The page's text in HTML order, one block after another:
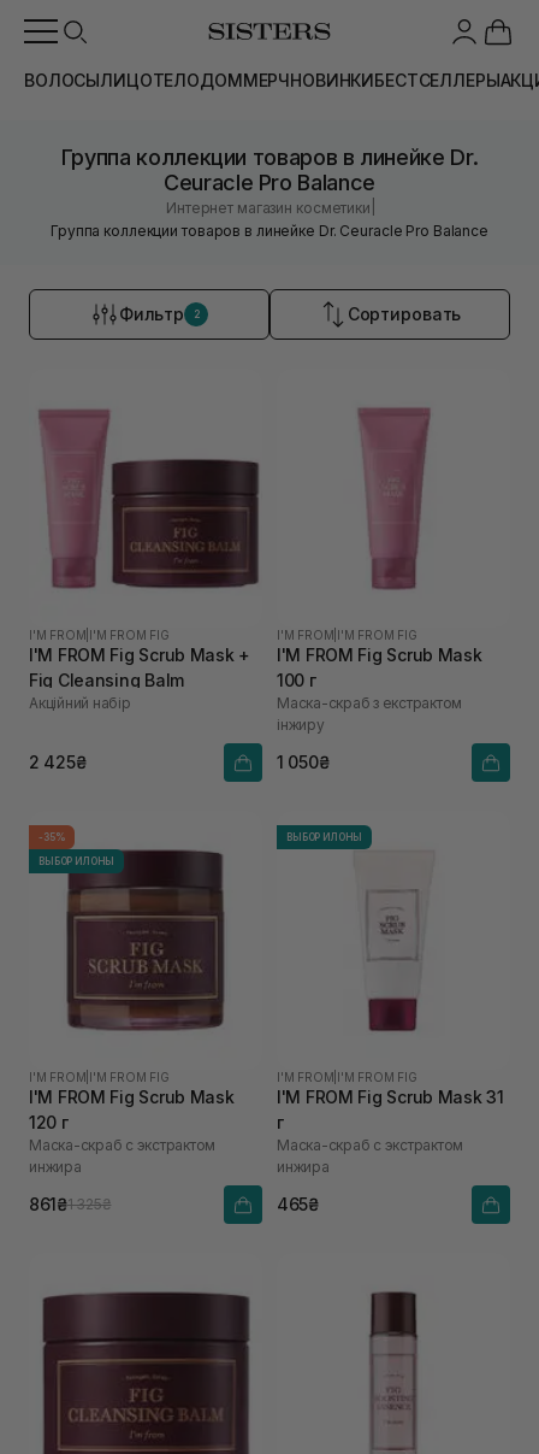
ВОЛОСЫЛИЦОТЕЛОДОММЕРЧНОВИНКИБЕСТСЕЛЛЕРЫ
Группа коллекции товаров в линейке Dr.
Ceuracle Pro Balance
Интернет магазин косметики
Группа коллекции товаров в линейке Dr. Ceuracle Pro Balance
Фильтр 2 Сортировать
I'M FROM I'M FROM FIG
I'M FROM Fig Scrub Mask +
Fig Cleansing Balm
Акційний набір
2 425₴
I'M FROM I'M FROM FIG
I'M FROM Fig Scrub Mask
100 г
Маска-скраб з екстрактом
інжиру
1 050₴
-35%
ВЫБОР ИЛОНЫ
I'M FROM I'M FROM FIG
I'M FROM Fig Scrub Mask
120 г
Маска-скраб с экстрактом
инжира
861₴1 325₴
ВЫБОР ИЛОНЫ
I'M FROM I'M FROM FIG
I'M FROM Fig Scrub Mask 31
г
Маска-скраб с экстрактом
инжира
465₴